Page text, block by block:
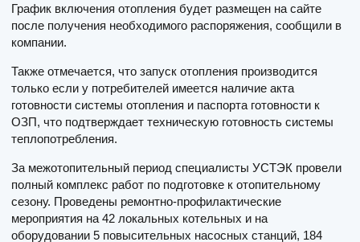
График включения отопления будет размещен на сайте
после получения необходимого распоряжения, сообщили в
компании.
Также отмечается, что запуск отопления производится
только если у потребителей имеется наличие акта
готовности системы отопления и паспорта готовности к
ОЗП, что подтверждает техническую готовность системы
теплопотребления.
За межотопительный период специалисты УСТЭК провели
полный комплекс работ по подготовке к отопительному
сезону. Проведены ремонтно-профилактические
мероприятия на 42 локальных котельных и на
оборудовании 5 повысительных насосных станций, 184